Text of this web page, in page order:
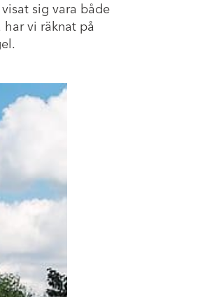
sig vara både
har vi räknat på